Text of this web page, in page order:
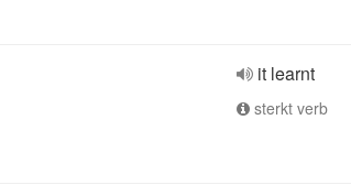
it learnt
sterkt verb